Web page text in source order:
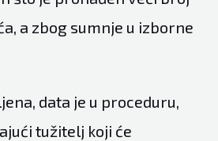
a zbog sumnje u izborne
data je u proceduru,
tužitelj koji će